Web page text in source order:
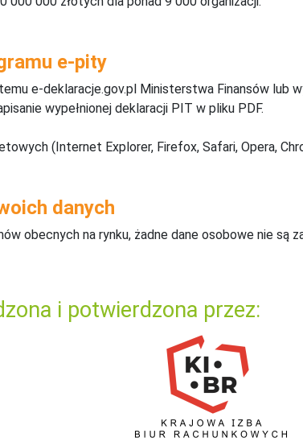
e-pity
e-deklaracje.gov.pl Ministerstwa Finansów lub
wypełnionej deklaracji PIT w pliku PDF.
(Internet Explorer, Firefox, Safari, Opera,
danych
obecnych na rynku, żadne dane osobowe nie są
i potwierdzona przez: